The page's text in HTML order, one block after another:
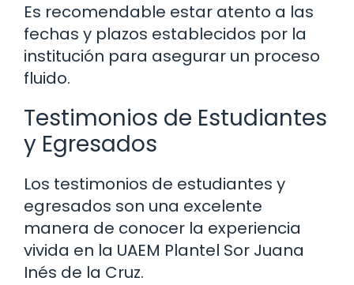
Es recomendable estar atento a las
fechas y plazos establecidos por la
institución para asegurar un proceso
fluido.
Testimonios de Estudiantes
y Egresados
Los testimonios de estudiantes y
egresados son una excelente
manera de conocer la experiencia
vivida en la UAEM Plantel Sor Juana
Inés de la Cruz.